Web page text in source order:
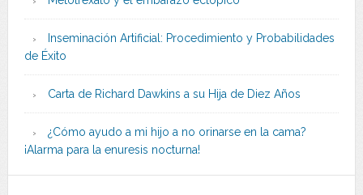
Inseminación Artificial: Procedimiento y Probabilidades
de Éxito
Carta de Richard Dawkins a su Hija de Diez Años
¿Cómo ayudo a mi hijo a no orinarse en la cama?
¡Alarma para la enuresis nocturna!